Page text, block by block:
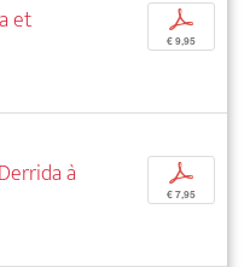
et
p
€ 9,95
à
p
€ 7,95